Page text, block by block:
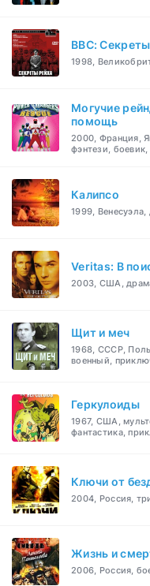
BBC:
1998,
Могучие
помощь
2000, Франция,
фэнтези,
Калипсо
1999,
Veritas: В
2003, США,
Щит и меч
1968, СССР,
военный,
Геркулоиды
1967, США,
фантастика,
Ключи от
2004, Россия,
Жизнь и
2006, Россия,